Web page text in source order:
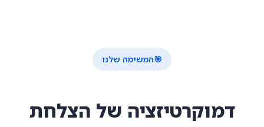
🎯המשימה שלנו
דמוקרטיזציה של הצלחת